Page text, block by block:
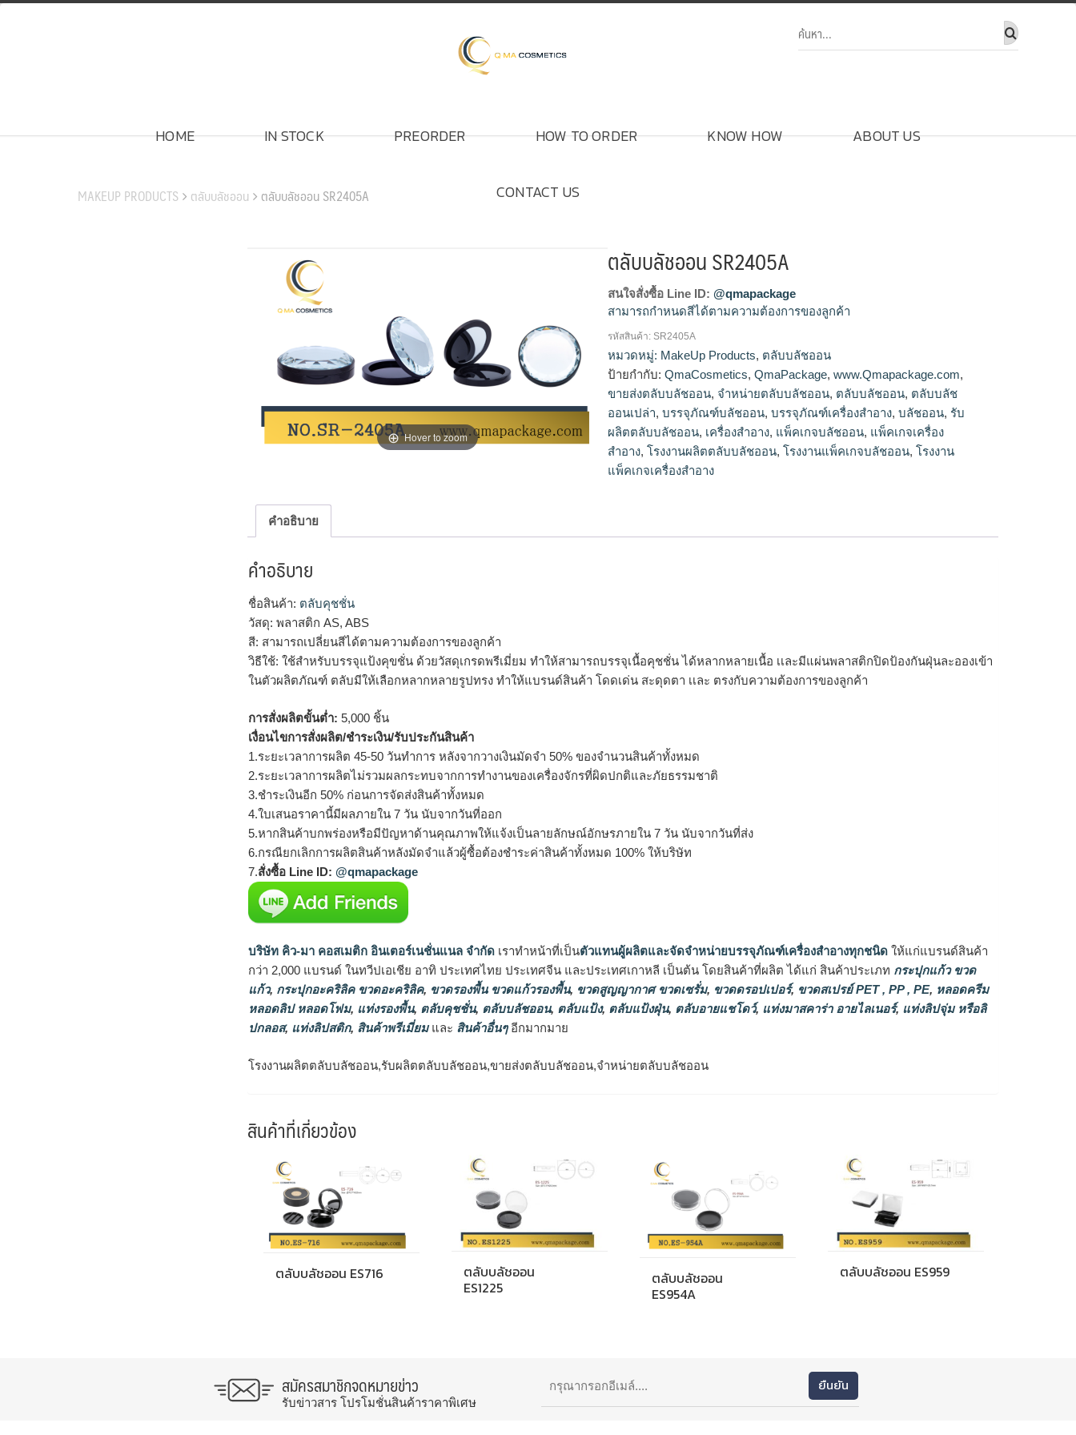
Skip
HOME IN STOCK PREORDER HOW TO ORDER KNOW HOW ABOUT US
CONTACT US
MAKEUP PRODUCTS ตลับบลัชออน ตลับบลัชออน SR2405A
Hover to zoom
ตลับบลัชออน SR2405A
สนใจสั่งซื้อ Line ID: @qmapackage
สามารถกำหนดสีได้ตามความต้องการของลูกค้า
โรงงานผลิตตลับบลัชออน,รับผลิตตลับบลัชออน,ขายส่งตลับบลัช
ออน,จำหน่ายตลับบลัชออน
รหัสสินค้า: SR2405A
หมวดหมู่: MakeUp Products, ตลับบลัชออน
ป้ายกำกับ:QmaCosmetics,QmaPackage,www.Qmapackage.com,
ขายส่งตลับบลัชออน, จำหน่ายตลับบลัชออน, ตลับบลัชออน, ตลับบลัช
ออนเปล่า,บรรจุภัณฑ์บลัชออน,บรรจุภัณฑ์เครื่องสำอาง,บลัชออน, รับ
ผลิตตลับบลัชออน, เครื่องสำอาง, แพ็คเกจบลัชออน, แพ็คเกจเครื่อง
สำอาง,โรงงานผลิตตลับบลัชออน,โรงงานแพ็คเกจบลัชออน,โรงงาน
แพ็คเกจเครื่องสำอาง
คำอธิบาย
คำอธิบาย
ชื่อสินค้า: ตลับคุชชั่น
วัสดุ: พลาสติก AS, ABS
สี: สามารถเปลี่ยนสีได้ตามความต้องการของลูกค้า
วิธีใช้: ใช้สำหรับบรรจุแป้งคุขชั่น ด้วยวัสดุเกรดพรีเมี่ยม ทำให้สามารถบรรจุเนื้อคุชชั่น ได้หลากหลายเนื้อ เเละมีแผ่นพลาสติกปิดป้องกันฝุ่นละอองเข้า
ในตัวผลิตภัณฑ์ ตลับมีให้เลือกหลากหลายรูปทรง ทำให้แบรนด์สินค้า โดดเด่น สะดุดตา เเละ ตรงกับความต้องการของลูกค้า
การสั่งผลิตขั้นต่ำ: 5,000 ชิ้น
เงื่อนไขการสั่งผลิต/ชำระเงิน/รับประกันสินค้า
1.ระยะเวลาการผลิต 45-50 วันทำการ หลังจากวางเงินมัดจำ 50% ของจำนวนสินค้าทั้งหมด
2.ระยะเวลาการผลิตไม่รวมผลกระทบจากการทำงานของเครื่องจักรที่ผิดปกติและภัยธรรมชาติ
3.ชำระเงินอีก 50% ก่อนการจัดส่งสินค้าทั้งหมด
4.ใบเสนอราคานี้มีผลภายใน 7 วัน นับจากวันที่ออก
5.หากสินค้าบกพร่องหรือมีปัญหาด้านคุณภาพให้แจ้งเป็นลายลักษณ์อักษรภายใน 7 วัน นับจากวันที่ส่ง
6.กรณียกเลิกการผลิตสินค้าหลังมัดจำแล้วผู้ซื้อต้องชำระค่าสินค้าทั้งหมด 100% ให้บริษัท
7.สั่งซื้อ Line ID: @qmapackage
บริษัท คิว-มา คอสเมติก อินเตอร์เนชั่นแนล จำกัด เราทำหน้าที่เป็นตัวแทนผู้ผลิตและจัดจำหน่ายบรรจุภัณฑ์เครื่องสำอางทุกชนิด ให้แก่แบรนด์สินค้า
กว่า 2,000 แบรนด์ ในทวีปเอเชีย อาทิ ประเทศไทย ประเทศจีน และประเทศเกาหลี เป็นต้น โดยสินค้าที่ผลิต ได้แก่ สินค้าประเภท กระปุกแก้ว ขวด
แก้ว, กระปุกอะคริลิค ขวดอะคริลิค, ขวดรองพื้น ขวดแก้วรองพื้น, ขวดสูญญากาศ ขวดเซรั่ม, ขวดดรอปเปอร์, ขวดสเปรย์ PET , PP , PE, หลอดครีม
หลอดลิป หลอดโฟม, แท่งรองพื้น, ตลับคุชชั่น, ตลับบลัชออน, ตลับแป้ง, ตลับแป้งฝุ่น, ตลับอายแชโดว์, แท่งมาสคาร่า อายไลเนอร์, แท่งลิปจุ่ม หรือลิ
ปกลอส, แท่งลิปสติก, สินค้าพรีเมี่ยมและ สินค้าอื่นๆอีกมากมาย
โรงงานผลิตตลับบลัชออน,รับผลิตตลับบลัชออน,ขายส่งตลับบลัชออน,จำหน่ายตลับบลัชออน
สินค้าที่เกี่ยวข้อง
ตลับบลัชออน ES716
ตลับบลัชออน
ES1225
ตลับบลัชออน
ES954A
ตลับบลัชออน ES959
สมัครสมาชิกจดหมายข่าว
รับข่าวสาร โปรโมชั่นสินค้าราคาพิเศษ